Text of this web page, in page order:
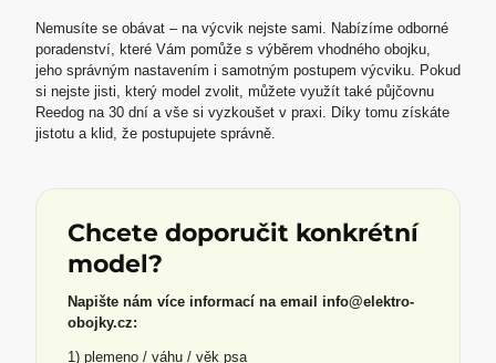
Nemusíte se obávat – na výcvik nejste sami. Nabízíme odborné
poradenství, které Vám pomůže s výběrem vhodného obojku,
jeho správným nastavením i samotným postupem výcviku. Pokud
si nejste jisti, který model zvolit, můžete využít také půjčovnu
Reedog na 30 dní a vše si vyzkoušet v praxi. Díky tomu získáte
jistotu a klid, že postupujete správně.
Chcete doporučit konkrétní
model?
Napište nám více informací na email info@elektro-
obojky.cz:
1) plemeno / váhu / věk psa